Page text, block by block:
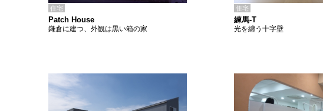
住宅
Patch House
鎌倉に建つ、外観は黒い箱の家
住宅
練馬-T
光を纏う十字壁